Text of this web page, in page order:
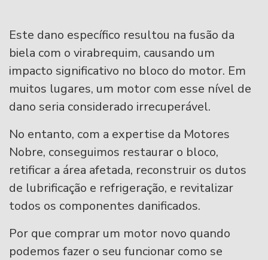
Este dano específico resultou na fusão da
biela com o virabrequim, causando um
impacto significativo no bloco do motor. Em
muitos lugares, um motor com esse nível de
dano seria considerado irrecuperável.
No entanto, com a expertise da Motores
Nobre, conseguimos restaurar o bloco,
retificar a área afetada, reconstruir os dutos
de lubrificação e refrigeração, e revitalizar
todos os componentes danificados.
Por que comprar um motor novo quando
podemos fazer o seu funcionar como se